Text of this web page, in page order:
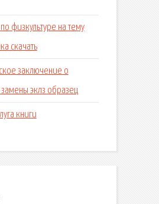
физкультуре на тему
скачать
заключение о
эклз образец
книги